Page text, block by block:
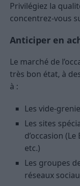
Privilégiez la
concentrez-vous
Anticiper en
Le marché de
très bon état, à
à :
Les vide-
Les sites
d’occasion
etc.)
Les groupes
réseaux